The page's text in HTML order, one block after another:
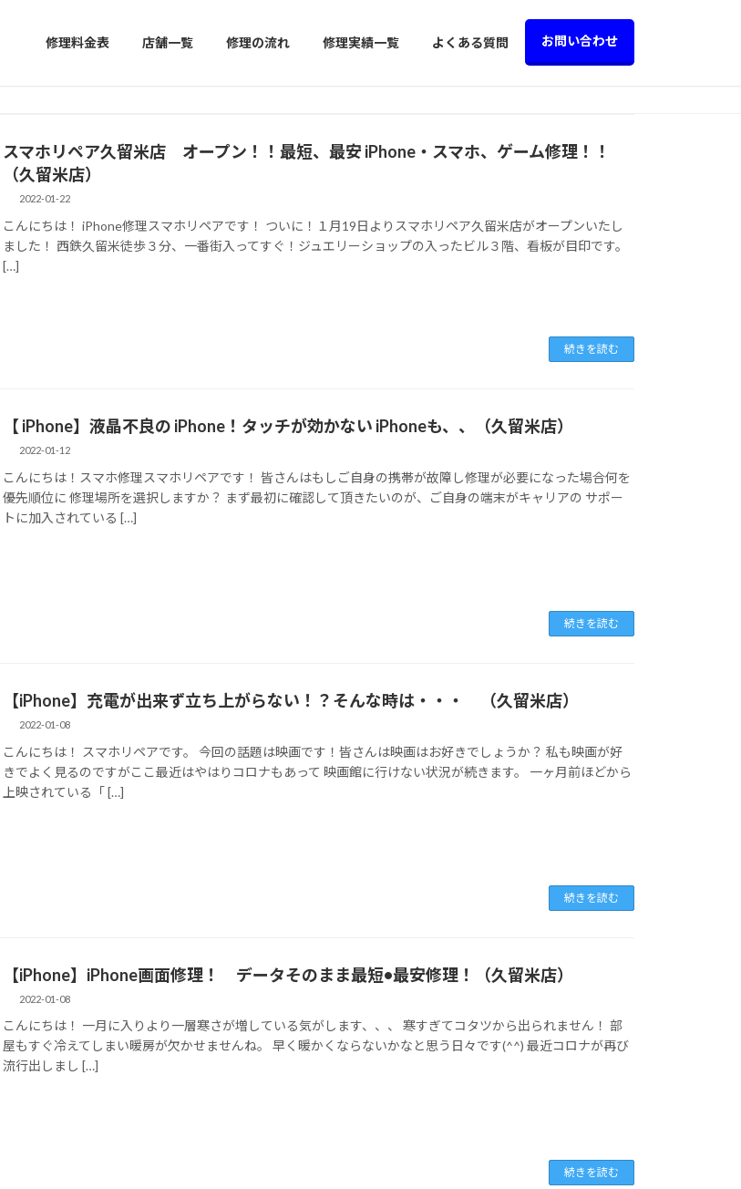
修理料金表 店舗一覧 修理の流れ 修理実績一覧 よくある質問 お問い合わせ
スマホリペア久留米店 オープン！！最短、最安 iPhone・スマホ、ゲーム修理！！
（久留米店）
2022-01-22
こんにちは！ iPhone修理スマホリペアです！ ついに！１月19日よりスマホリペア久留米店がオープンいたし
ました！ 西鉄久留米徒歩３分、一番街入ってすぐ！ジュエリーショップの入ったビル３階、看板が目印です。
[…]
続きを読む
【 iPhone】液晶不良の iPhone！タッチが効かない iPhoneも、、（久留米店）
2022-01-12
こんにちは！スマホ修理スマホリペアです！ 皆さんはもしご自身の携帯が故障し修理が必要になった場合何を
優先順位に 修理場所を選択しますか？ まず最初に確認して頂きたいのが、ご自身の端末がキャリアの サポー
トに加入されている […]
続きを読む
【iPhone】充電が出来ず立ち上がらない！？そんな時は・・・ （久留米店）
2022-01-08
こんにちは！ スマホリペアです。 今回の話題は映画です！皆さんは映画はお好きでしょうか？ 私も映画が好
きでよく見るのですがここ最近はやはりコロナもあって 映画館に行けない状況が続きます。 一ヶ月前ほどから
上映されている「 […]
続きを読む
【iPhone】iPhone画面修理！ データそのまま最短•最安修理！（久留米店）
2022-01-08
こんにちは！ 一月に入りより一層寒さが増している気がします、、、 寒すぎてコタツから出られません！ 部
屋もすぐ冷えてしまい暖房が欠かせませんね。 早く暖かくならないかなと思う日々です(^^) 最近コロナが再び
流行出しまし […]
続きを読む